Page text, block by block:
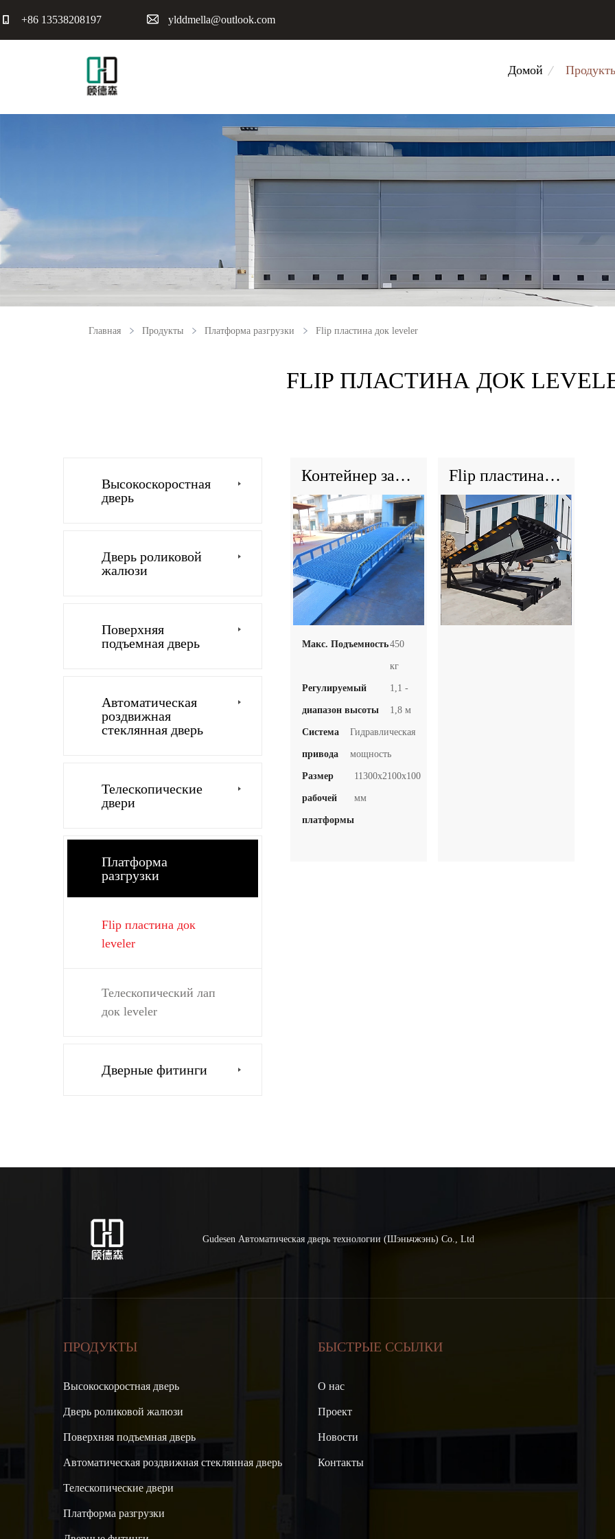
+86 13538208197 ylddmella@outlook.com
Домой
Главная Продукты Платформа разгрузки Flip пластина док leveler
FLIP ПЛАСТИНА ДОК
Высокоскоростная
дверь
Дверь роликовой
жалюзи
Поверхняя
подъемная дверь
Автоматическая
роздвижная
стеклянная дверь
Телескопические
двери
Платформа
разгрузки
Flip пластина док
leveler
Телескопический лап
док leveler
Дверные фитинги
Контейнер загрузки док Рамп док Leveler Мобильный док Leveler
Макс. Подъемность450
кг
Регулируемый
диапазон высоты
1,1 -
1,8 м
Система
привода
Гидравлическая
мощность
Размер
рабочей
платформы
11300х2100х100
мм
Flip пластина док leveler
Gudesen Автоматическая дверь технологии (Шэньчжэнь) Co., Ltd
ПРОДУКТЫ
Высокоскоростная дверь
Дверь роликовой жалюзи
Поверхняя подъемная дверь
Автоматическая роздвижная стеклянная дверь
Телескопические двери
Платформа разгрузки
БЫСТРЫЕ ССЫЛКИ
О нас
Проект
Новости
Контакты